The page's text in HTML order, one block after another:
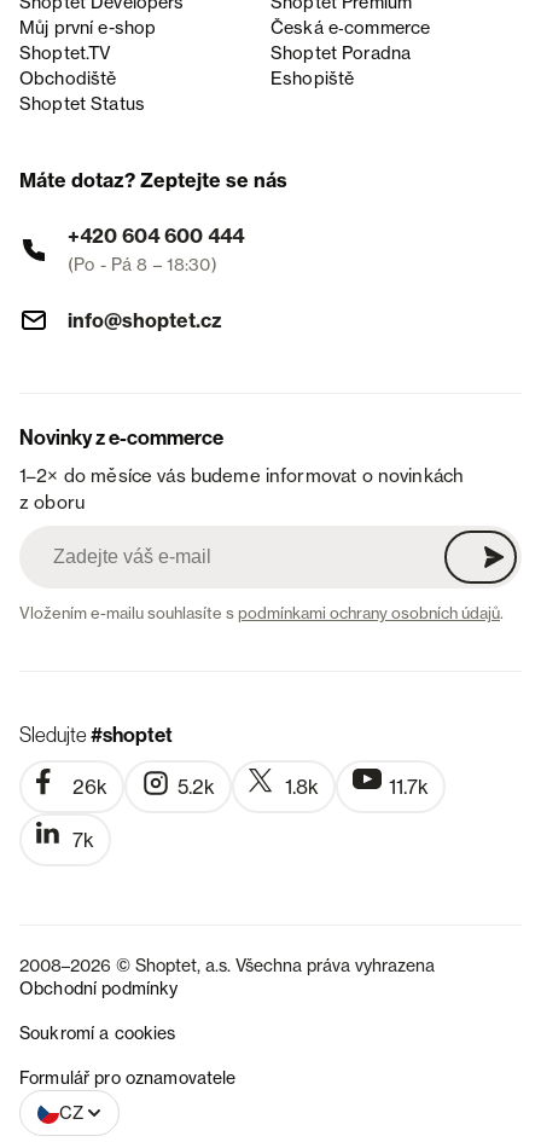
Můj první e-shop
Česká e‑commerce
Shoptet.TV
Shoptet Poradna
Obchodiště
Eshopiště
Shoptet Status
Máte dotaz? Zeptejte se nás
+420 604 600 444
(Po - Pá 8 – 18:30)
info@shoptet.cz
Novinky z e-commerce
1–2× do měsíce vás budeme informovat o novinkách
z oboru
Vložením e-mailu souhlasíte spodmínkami ochrany osobních údajů.
Sledujte#shoptet
26k 5.2k 1.8k 11.7k
7k
2008–2026 © Shoptet, a.s. Všechna práva vyhrazena
Obchodní podmínky
Soukromí a cookies
Formulář pro oznamovatele
CZ